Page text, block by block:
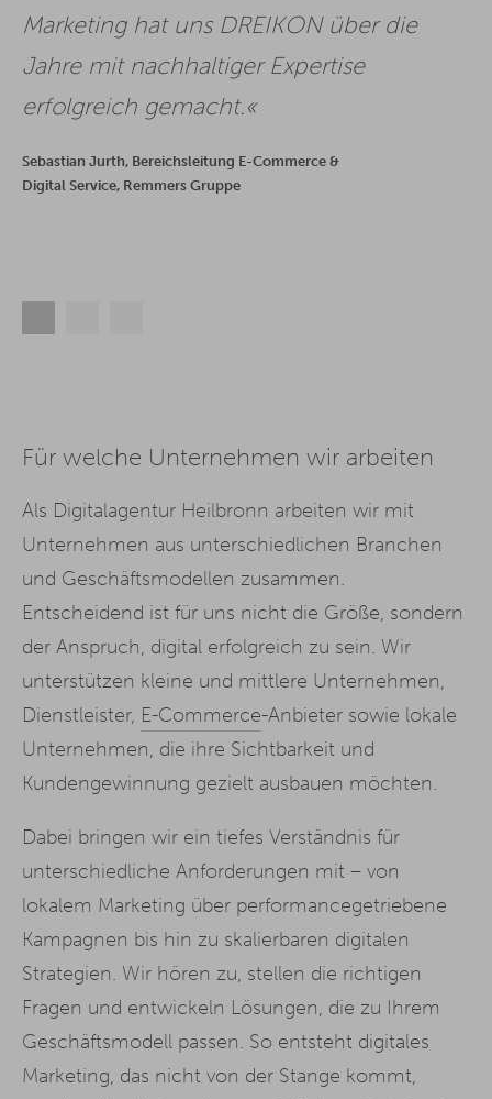
Marketing hat uns DREIKON über die
Jahre mit nachhaltiger Expertise
erfolgreich gemacht.
Sebastian Jurth, Bereichsleitung E-Commerce &
Digital Service, Remmers Gruppe
Für welche Unternehmen wir arbeiten
Als Digitalagentur Heilbronn arbeiten wir mit
Unternehmen aus unterschiedlichen Branchen
und Geschäftsmodellen zusammen.
Entscheidend ist für uns nicht die Größe, sondern
der Anspruch, digital erfolgreich zu sein. Wir
unterstützen kleine und mittlere Unternehmen,
Dienstleister, E-Commerce-Anbieter sowie lokale
Unternehmen, die ihre Sichtbarkeit und
Kundengewinnung gezielt ausbauen möchten.
Dabei bringen wir ein tiefes Verständnis für
unterschiedliche Anforderungen mit – von
lokalem Marketing über performancegetriebene
Kampagnen bis hin zu skalierbaren digitalen
Strategien. Wir hören zu, stellen die richtigen
Fragen und entwickeln Lösungen, die zu Ihrem
Geschäftsmodell passen. So entsteht digitales
Marketing, das nicht von der Stange kommt,